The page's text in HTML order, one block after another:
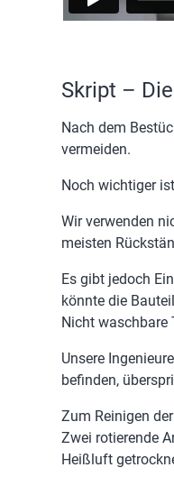
Skript –
Nach dem
vermeiden.
Noch wichtiger
Wir verwenden
meisten
Es gibt jedoch
könnte die
Nicht waschbare
Unsere
befinden,
Zum Reinigen
Zwei rotierende
Heißluft